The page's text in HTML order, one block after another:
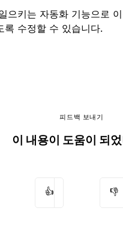
으키는 자동화 기능으로
록 수정할 수 있습니다.
피드백 보내기
이 내용이 도움이 되
👍 👎